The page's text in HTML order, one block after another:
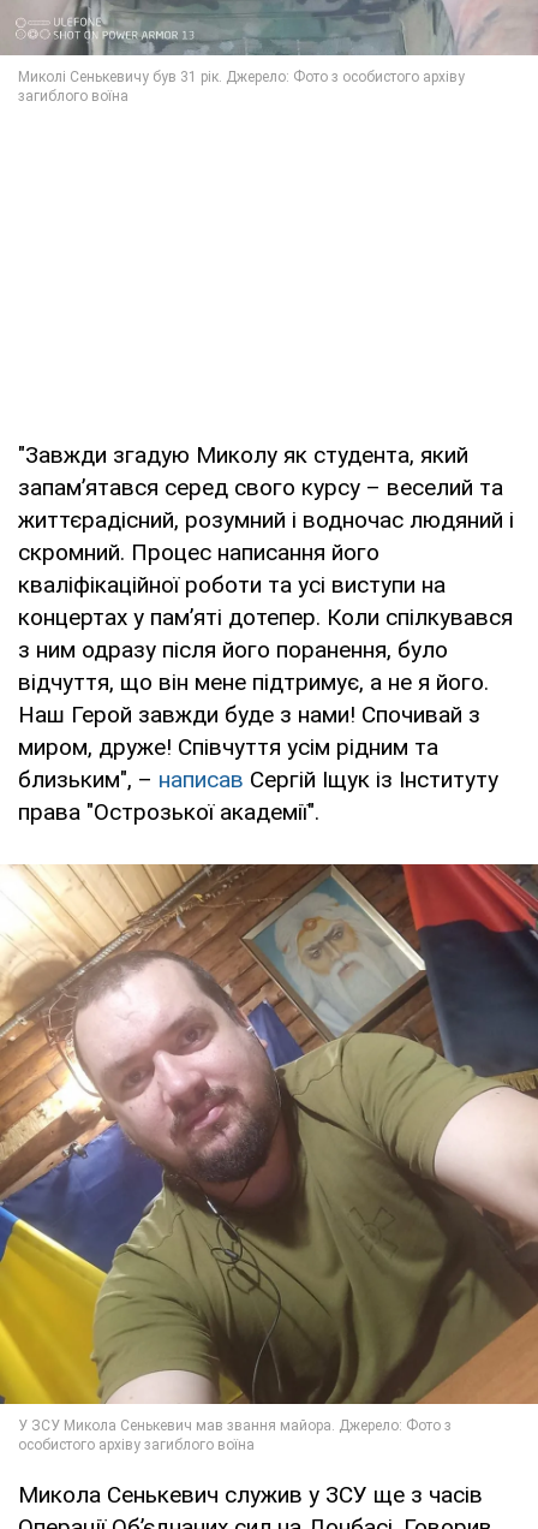
"Завжди згадую Миколу як студента, який
запам’ятався серед свого курсу – веселий та
життєрадісний, розумний і водночас людяний і
скромний. Процес написання його
кваліфікаційної роботи та усі виступи на
концертах у пам’яті дотепер. Коли спілкувався
з ним одразу після його поранення, було
відчуття, що він мене підтримує, а не я його.
Наш Герой завжди буде з нами! Спочивай з
миром, друже! Співчуття усім рідним та
близьким", – написав Сергій Іщук із Інституту
права "Острозької академії".
Микола Сенькевич служив у ЗСУ ще з часів